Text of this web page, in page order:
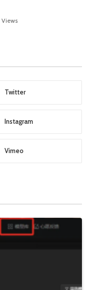
Views
Twitter
Instagram
Vimeo